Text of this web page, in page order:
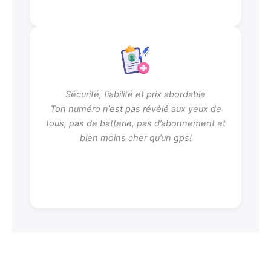
Sécurité, fiabilité et prix abordable
Ton numéro n’est pas révélé aux yeux de
tous, pas de batterie, pas d’abonnement et
bien moins cher qu’un gps!